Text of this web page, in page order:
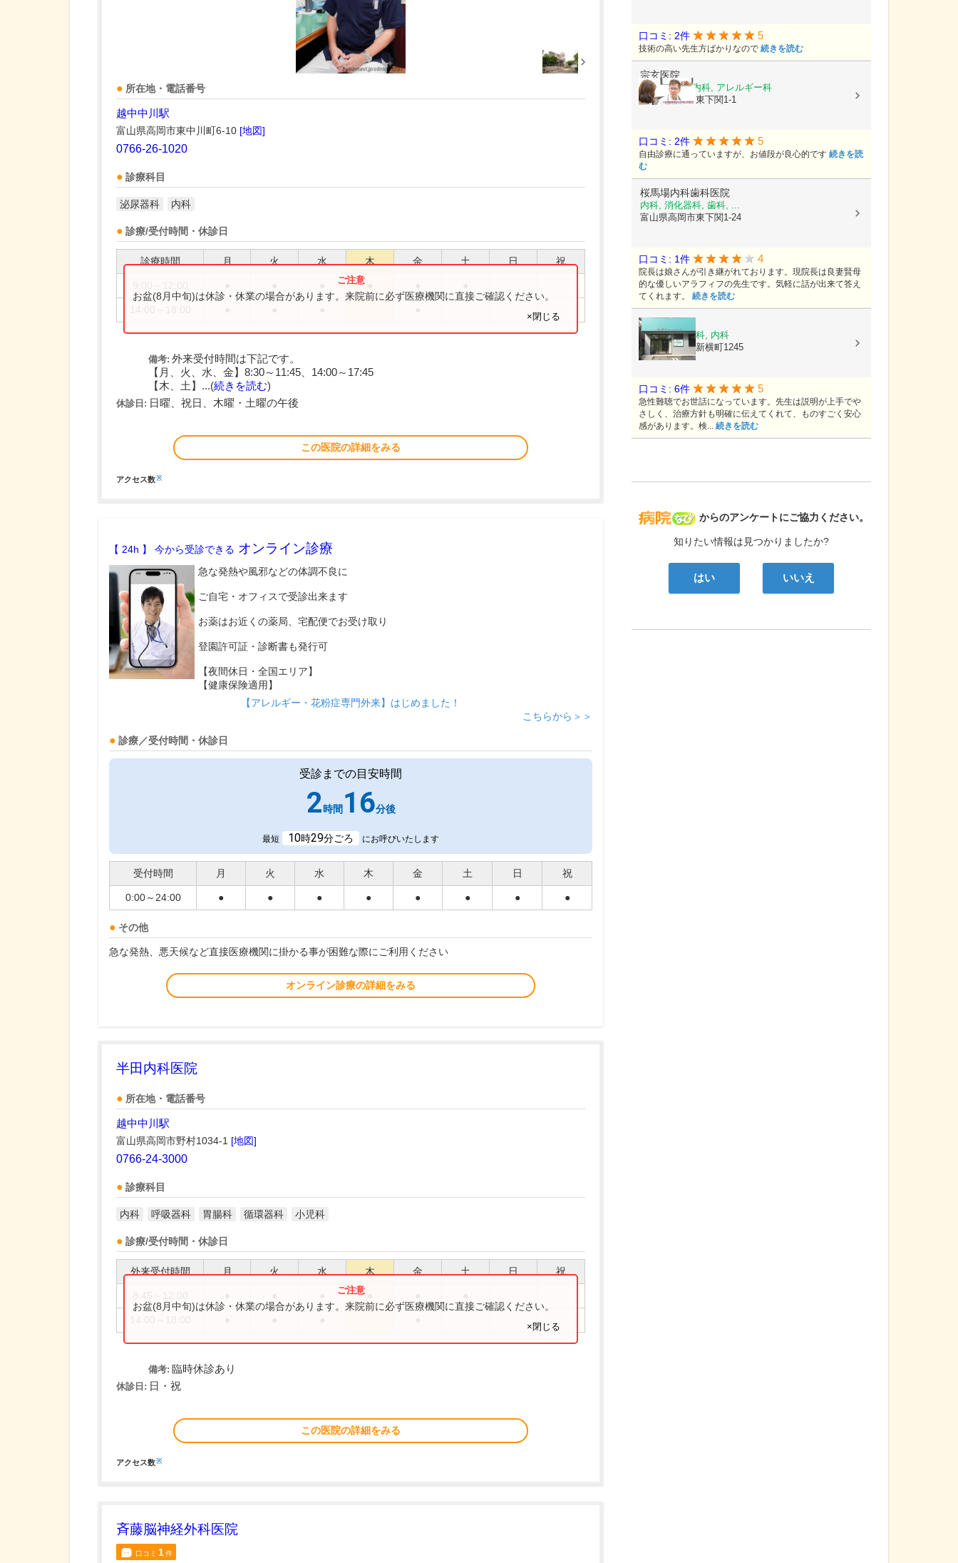
所在地・電話番号
越中中川駅
富山県高岡市東中川町6-10 [地図]
0766-26-1020
診療科目
泌尿器科 内科
診療/受付時間・休診日
診療時間 月 火 水 木 金 土 日 祝
お盆(8月中旬)は休診・休業の場合があります。来院前に必ず医療機関に直接ご確認ください。
×閉じる
備考: 外来受付時間は下記です。
【月、火、水、金】8:30～11:45、14:00～17:45
【木、土】...(続きを読む)
休診日: 日曜、祝日、木曜・土曜の午後
この医院の詳細をみる
アクセス数※
【 24h 】 今から受診できる オンライン診療
急な発熱や風邪などの体調不良に
ご自宅・オフィスで受診出来ます
お薬はお近くの薬局、宅配便でお受け取り
登園許可証・診断書も発行可
【夜間休日・全国エリア】
【健康保険適用】
【アレルギー・花粉症専門外来】はじめました！
こちらから＞＞
診療／受付時間・休診日
受診までの目安時間
2時間16分後
最短 10時29分ごろ にお呼びいたします
受付時間 月 火 水 木 金 土 日 祝
0:00～24:00 ● ● ● ● ● ● ● ●
その他
急な発熱、悪天候など直接医療機関に掛かる事が困難な際にご利用ください
オンライン診療の詳細をみる
半田内科医院
所在地・電話番号
越中中川駅
富山県高岡市野村1034-1 [地図]
0766-24-3000
診療科目
内科 呼吸器科 胃腸科 循環器科 小児科
診療/受付時間・休診日
外来受付時間 月 火 水 木 金 土 日 祝
お盆(8月中旬)は休診・休業の場合があります。来院前に必ず医療機関に直接ご確認ください。
×閉じる
備考: 臨時休診あり
休診日: 日・祝
この医院の詳細をみる
アクセス数※
斉藤脳神経外科医院
口コミ 1件
病院なび
からのアンケートにご協力ください。
知りたい情報は見つかりましたか?
はい いいえ
口コミ: 2件 5
技術の高い先生方ばかりなので 続きを読む
宗玄医院
内科, 呼吸器内科, アレルギー科
富山県高岡市東下関1-1
口コミ: 2件 5
自由診療に通っていますが、お値段が良心的です 続きを読
む
桜馬場内科歯科医院
内科, 消化器科, 歯科, ...
富山県高岡市東下関1-24
口コミ: 1件 4
院長は娘さんが引き継がれております。現院長は良妻賢母
的な優しいアラフィフの先生です。気軽に話が出来て答え
てくれます。 続きを読む
福田医院
耳鼻いんこう科, 内科
富山県高岡市新横町1245
口コミ: 6件 5
急性難聴でお世話になっています。先生は説明が上手でや
さしく、治療方針も明確に伝えてくれて、ものすごく安心
感があります。検... 続きを読む